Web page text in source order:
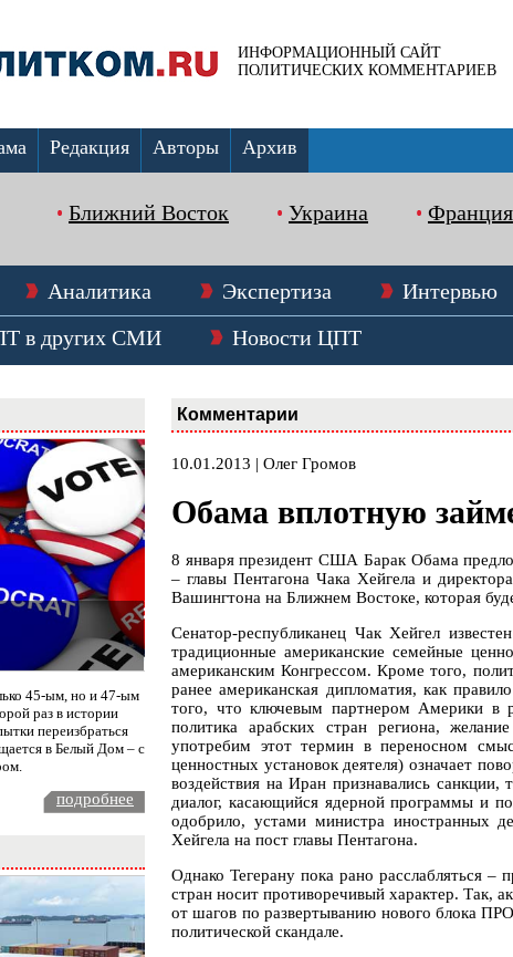
ИНФОРМАЦИОННЫЙ САЙТ
ПОЛИТИЧЕСКИХ КОММЕНТАРИЕВ
Редакция Авторы Архив
Ближний Восток Украина Франция
Аналитика Экспертиза Интервью
в других СМИ Новости ЦПТ
45-ым, но и 47-ым
раз в истории
переизбраться
в Белый Дом – с
подробнее
Комментарии
10.01.2013 | Олег Громов
Обама вплотную
8 января президент США Барак Обама
– главы Пентагона Чака Хейгела и
Вашингтона на Ближнем Востоке, которая
Сенатор-республиканец Чак Хейгел
традиционные американские семейные
американским Конгрессом. Кроме того,
ранее американская дипломатия, как
того, что ключевым партнером Америки в
политика арабских стран региона,
употребим этот термин в переносном
ценностных установок деятеля) означает
воздействия на Иран признавались санкции,
диалог, касающийся ядерной программы и
одобрило, устами министра иностранных
Хейгела на пост главы Пентагона.
Однако Тегерану пока рано расслабляться
стран носит противоречивый характер. Так,
от шагов по развертыванию нового блока
политической скандале.